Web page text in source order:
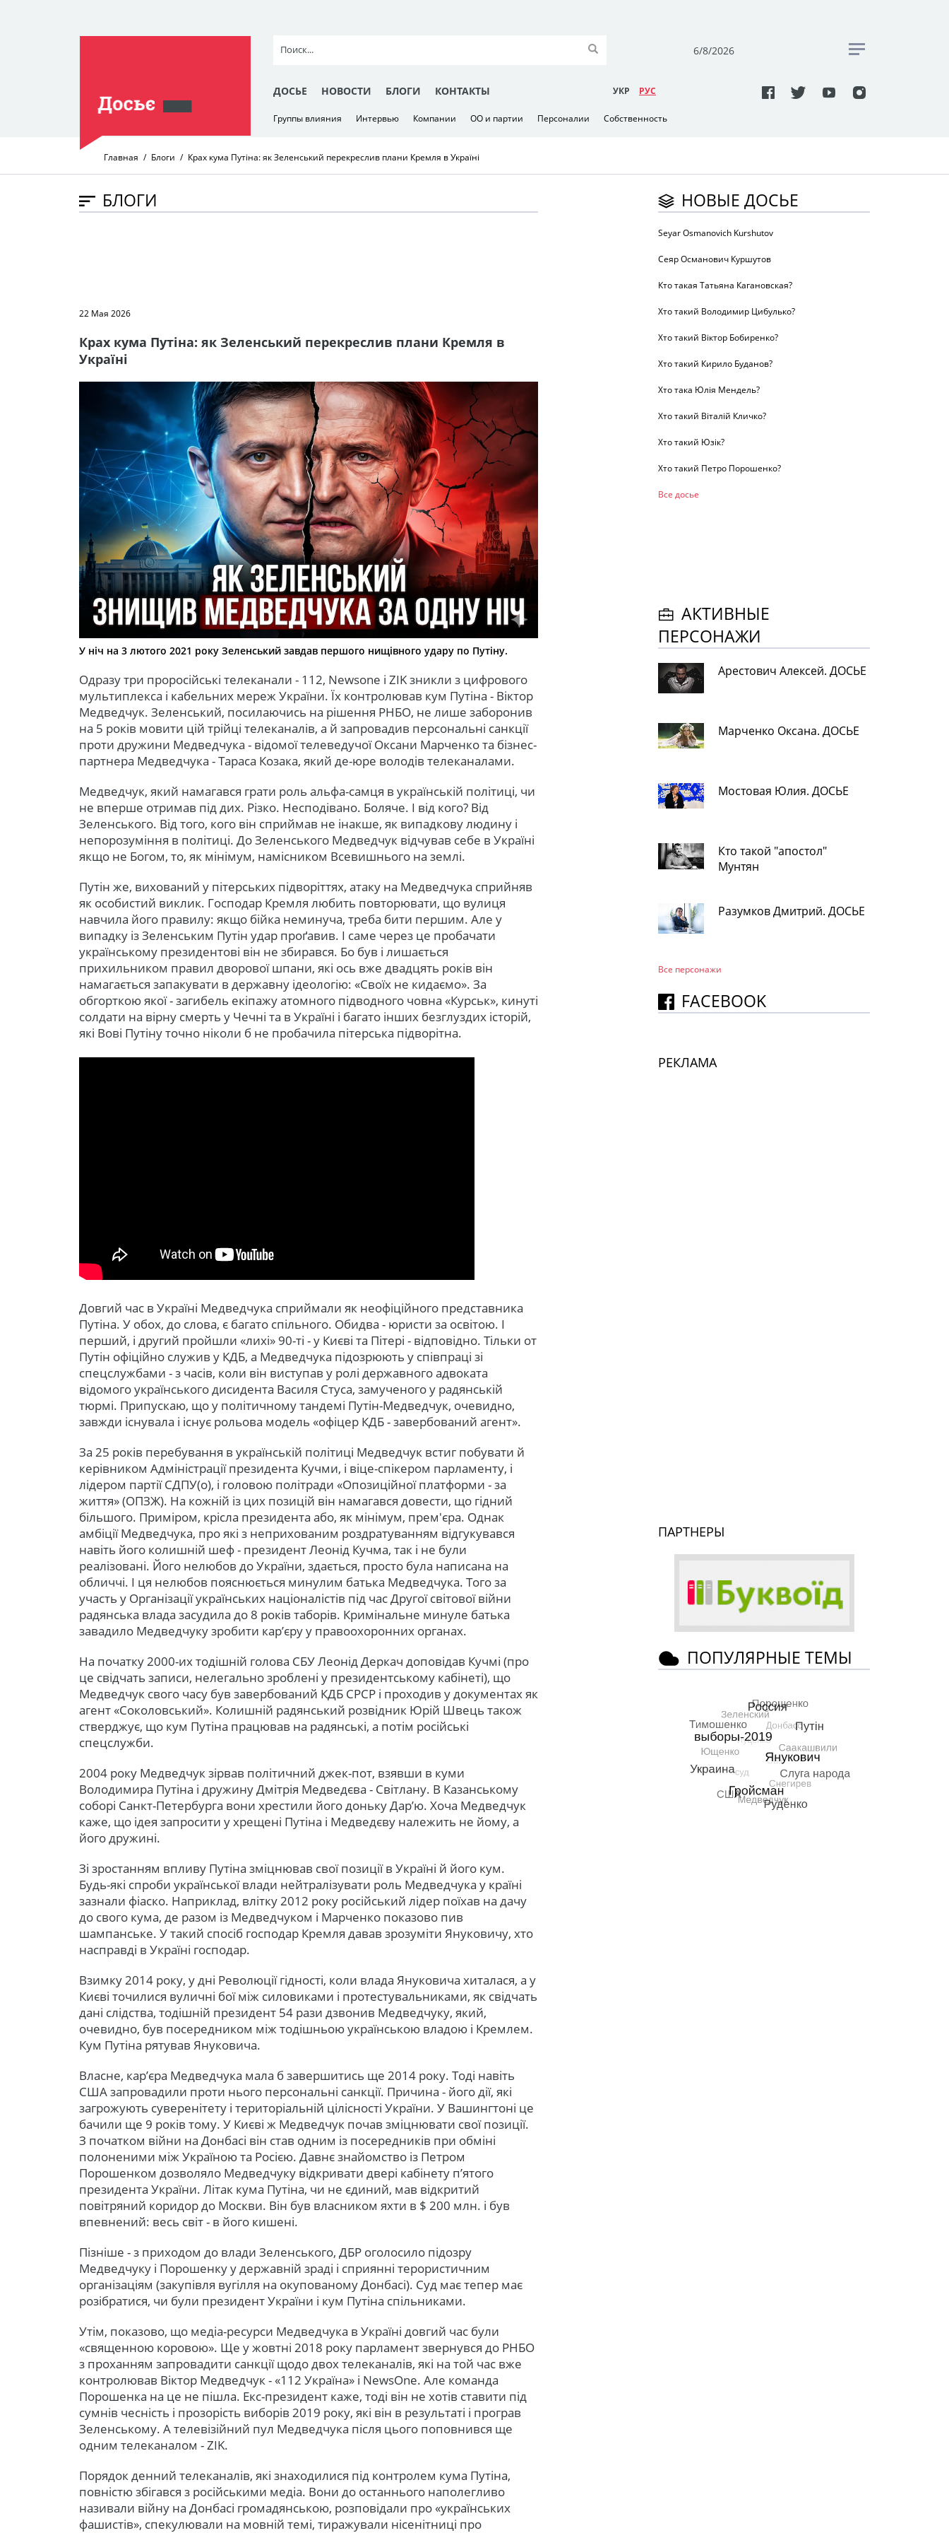
6/8/2026
ДОСЬЕ НОВОСТИ БЛОГИ КОНТАКТЫ УКР РУC
Группы влияния Интервью Компании ОО и партии Персоналии Собственность
Главная Блоги Крах кума Путіна: як Зеленський перекреслив плани Кремля в Україні
БЛОГИ
22 Мая 2026
Крах кума Путіна: як Зеленський перекреслив плани Кремля в
Україні
У ніч на 3 лютого 2021 року Зеленський завдав першого нищівного удару по Путіну.
Одразу три проросійські телеканали - 112, Newsone і ZIK зникли з цифрового
мультиплекса і кабельних мереж України. Їх контролював кум Путіна - Віктор
Медведчук. Зеленський, посилаючись на рішення РНБО, не лише заборонив
на 5 років мовити цій трійці телеканалів, а й запровадив персональні санкції
проти дружини Медведчука - відомої телеведучої Оксани Марченко та бізнес-
партнера Медведчука - Тараса Козака, який де-юре володів телеканалами.
Медведчук, який намагався грати роль альфа-самця в українській політиці, чи
не вперше отримав під дих. Різко. Несподівано. Боляче. І від кого? Від
Зеленського. Від того, кого він сприймав не інакше, як випадкову людину і
непорозуміння в політиці. До Зеленського Медведчук відчував себе в Україні
якщо не Богом, то, як мінімум, намісником Всевишнього на землі.
Путін же, вихований у пітерських підворіттях, атаку на Медведчука сприйняв
як особистий виклик. Господар Кремля любить повторювати, що вулиця
навчила його правилу: якщо бійка неминуча, треба бити першим. Але у
випадку із Зеленським Путін удар проґавив. І саме через це пробачати
українському президентові він не збирався. Бо був і лишається
прихильником правил дворової шпани, які ось вже двадцять років він
намагається запакувати в державну ідеологію: «Своїх не кидаємо». За
обгорткою якої - загибель екіпажу атомного підводного човна «Курськ», кинуті
солдати на вірну смерть у Чечні та в Україні і багато інших безглуздих історій,
які Вові Путіну точно ніколи б не пробачила пітерська підворітна.
Довгий час в Україні Медведчука сприймали як неофіційного представника
Путіна. У обох, до слова, є багато спільного. Обидва - юристи за освітою. І
перший, і другий пройшли «лихі» 90-ті - у Києві та Пітері - відповідно. Тільки от
Путін офіційно служив у КДБ, а Медведчука підозрюють у співпраці зі
спецслужбами - з часів, коли він виступав у ролі державного адвоката
відомого українського дисидента Василя Стуса, замученого у радянській
тюрмі. Припускаю, що у політичному тандемі Путін-Медведчук, очевидно,
завжди існувала і існує рольова модель «офіцер КДБ - завербований агент».
За 25 років перебування в українській політиці Медведчук встиг побувати й
керівником Адміністрації президента Кучми, і віце-спікером парламенту, і
лідером партії СДПУ(о), і головою політради «Опозиційної платформи - за
життя» (ОПЗЖ). На кожній із цих позицій він намагався довести, що гідний
більшого. Приміром, крісла президента або, як мінімум, прем'єра. Однак
амбіції Медведчука, про які з неприхованим роздратуванням відгукувався
навіть його колишній шеф - президент Леонід Кучма, так і не були
реалізовані. Його нелюбов до України, здається, просто була написана на
обличчі. І ця нелюбов пояснюється минулим батька Медведчука. Того за
участь у Організації українських націоналістів під час Другої світової війни
радянська влада засудила до 8 років таборів. Кримінальне минуле батька
завадило Медведчуку зробити кар’єру у правоохоронних органах.
На початку 2000-их тодішній голова СБУ Леонід Деркач доповідав Кучмі (про
це свідчать записи, нелегально зроблені у президентському кабінеті), що
Медведчук свого часу був завербований КДБ СРСР і проходив у документах як
агент «Соколовський». Колишній радянський розвідник Юрій Швець також
стверджує, що кум Путіна працював на радянські, а потім російські
спецслужби.
2004 року Медведчук зірвав політичний джек-пот, взявши в куми
Володимира Путіна і дружину Дмітрія Медведєва - Світлану. В Казанському
соборі Санкт-Петербурга вони хрестили його доньку Дар’ю. Хоча Медведчук
каже, що ідея запросити у хрещені Путіна і Медведєву належить не йому, а
його дружині.
Зі зростанням впливу Путіна зміцнював свої позиції в Україні й його кум.
Будь-які спроби української влади нейтралізувати роль Медведчука у країні
зазнали фіаско. Наприклад, влітку 2012 року російський лідер поїхав на дачу
до свого кума, де разом із Медведчуком і Марченко показово пив
шампанське. У такий спосіб господар Кремля давав зрозуміти Януковичу, хто
насправді в Україні господар.
Взимку 2014 року, у дні Революції гідності, коли влада Януковича хиталася, а у
Києві точилися вуличні бої між силовиками і протестувальниками, як свідчать
дані слідства, тодішній президент 54 рази дзвонив Медведчуку, який,
очевидно, був посередником між тодішньою українською владою і Кремлем.
Кум Путіна рятував Януковича.
Власне, кар’єра Медведчука мала б завершитись ще 2014 року. Тоді навіть
США запровадили проти нього персональні санкції. Причина - його дії, які
загрожують суверенітету і територіальній цілісності України. У Вашингтоні це
бачили ще 9 років тому. У Києві ж Медведчук почав зміцнювати свої позиції.
З початком війни на Донбасі він став одним із посередників при обміні
полоненими між Україною та Росією. Давнє знайомство із Петром
Порошенком дозволяло Медведчуку відкривати двері кабінету п’ятого
президента України. Літак кума Путіна, чи не єдиний, мав відкритий
повітряний коридор до Москви. Він був власником яхти в $ 200 млн. і був
впевнений: весь світ - в його кишені.
Пізніше - з приходом до влади Зеленського, ДБР оголосило підозру
Медведчуку і Порошенку у державній зраді і сприянні терористичним
організаціям (закупівля вугілля на окупованому Донбасі). Суд має тепер має
розібратися, чи були президент України і кум Путіна спільниками.
Утім, показово, що медіа-ресурси Медведчука в Україні довгий час були
«священною коровою». Ще у жовтні 2018 року парламент звернувся до РНБО
з проханням запровадити санкції щодо двох телеканалів, які на той час вже
контролював Віктор Медведчук - «112 Україна» і NewsOne. Але команда
Порошенка на це не пішла. Екс-президент каже, тоді він не хотів ставити під
сумнів чесність і прозорість виборів 2019 року, які він в результаті і програв
Зеленському. А телевізійний пул Медведчука після цього поповнився ще
одним телеканалом - ZIK.
Порядок денний телеканалів, які знаходилися під контролем кума Путіна,
повністю збігався з російськими медіа. Вони до останнього наполегливо
називали війну на Донбасі громадянською, розповідали про «українських
фашистів», спекулювали на мовній темі, тиражували нісенітниці про
НОВЫЕ ДОСЬЕ
Seyar Osmanovich Kurshutov
Сеяр Османович Куршутов
Кто такая Татьяна Кагановская?
Хто такий Володимир Цибулько?
Хто такий Віктор Бобиренко?
Хто такий Кирило Буданов?
Хто така Юлія Мендель?
Хто такий Віталій Кличко?
Хто такий Юзік?
Хто такий Петро Порошенко?
Все досье
АКТИВНЫЕ
ПЕРСОНАЖИ
Арестович Алексей. ДОСЬЕ
Марченко Оксана. ДОСЬЕ
Мостовая Юлия. ДОСЬЕ
Кто такой "апостол"
Мунтян
Разумков Дмитрий. ДОСЬЕ
Все персонажи
FACEBOOK
РЕКЛАМА
ПАРТНЕРЫ
ПОПУЛЯРНЫЕ ТЕМЫ